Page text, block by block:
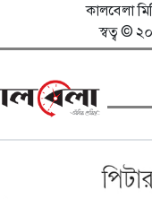
কালবেলা
স্বত্ব ©